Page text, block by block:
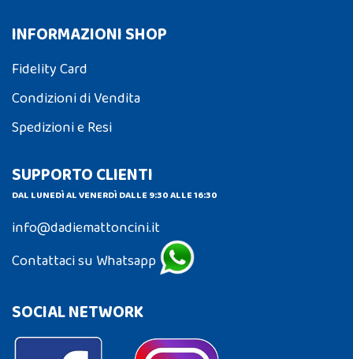
INFORMAZIONI SHOP
Fidelity Card
Condizioni di Vendita
Spedizioni e Resi
SUPPORTO CLIENTI
DAL LUNEDÌ AL VENERDÌ DALLE 9:30 ALLE 16:30
info@dadiemattoncini.it
Contattaci su Whatsapp
SOCIAL NETWORK